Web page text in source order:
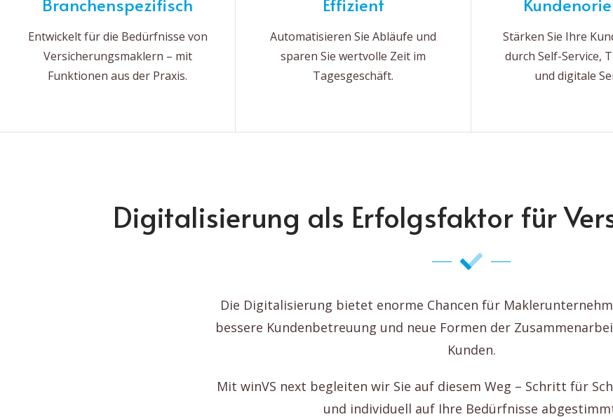
Entwickelt für die Bedürfnisse von
Versicherungsmaklern – mit
Funktionen aus der Praxis.
Automatisieren Sie Abläufe und
sparen Sie wertvolle Zeit im
Tagesgeschäft.
Stärken Sie Ihre
durch Self-Service,
und digitale
Digitalisierung als Erfolgsfaktor für
Die Digitalisierung bietet enorme Chancen für
bessere Kundenbetreuung und neue Formen der
Kunden.
Mit winVS next begleiten wir Sie auf diesem Weg – Schritt für
und individuell auf Ihre Bedürfnisse